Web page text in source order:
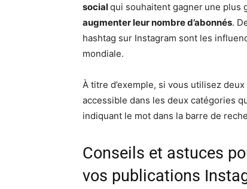
socialqui souhaitent gagner une plus
augmenter leur nombre d’abonnés.
hashtag sur Instagram sont les
mondiale.
À titre d’exemple, si vous utilisez
accessible dans les deux catégories
indiquant le mot dans la barre de
Conseils et astuces
vos publications